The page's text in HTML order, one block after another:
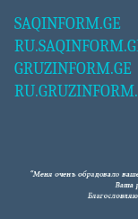
SAQINFORM.GE
GRUZINFORM.GE